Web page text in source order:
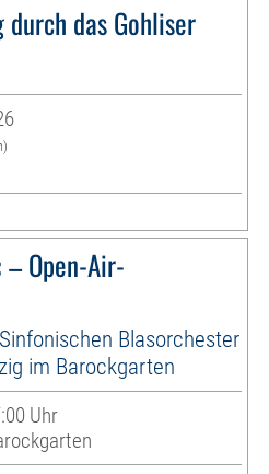
das Gohliser
– Open-Air-
Blasorchester
im Barockgarten
Uhr